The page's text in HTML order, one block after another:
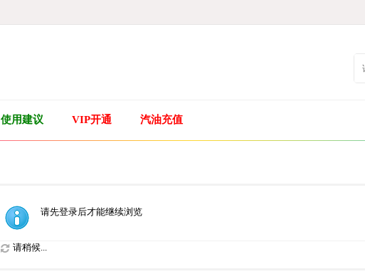
使用建议 VIP开通 汽油充值
请先登录后才能继续浏览
请稍候...